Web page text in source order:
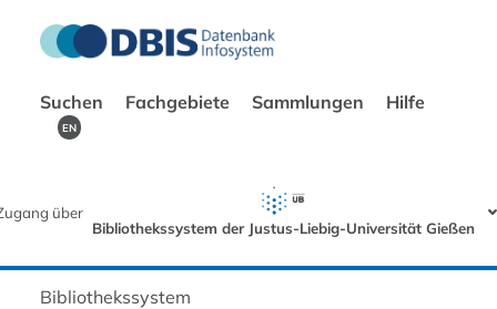
Suchen Fachgebiete Sammlungen Hilfe
EN
über
Bibliothekssystem der Justus-Liebig-Universität Gießen
Bibliothekssystem